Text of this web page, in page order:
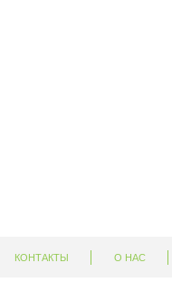
КОНТАКТЫ О НАС